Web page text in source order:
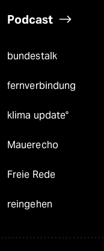
Podcast
bundestalk
fernverbindung
klima update°
Mauerecho
Freie Rede
reingehen